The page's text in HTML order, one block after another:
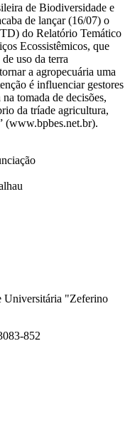
de Biodiversidade e
de lançar (16/07) o
do Relatório Temático
Ecossistêmicos, que
uso da terra
a agropecuária uma
é influenciar gestores
tomada de decisões,
da tríade agricultura,
(www.bpbes.net.br).
Universitária "Zeferino
852